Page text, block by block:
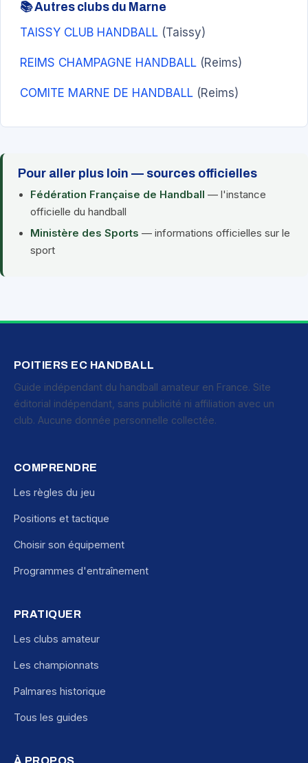
📚 Autres clubs du Marne
TAISSY CLUB HANDBALL (Taissy)
REIMS CHAMPAGNE HANDBALL (Reims)
COMITE MARNE DE HANDBALL (Reims)
Pour aller plus loin — sources officielles
Fédération Française de Handball — l'instance
officielle du handball
Ministère des Sports — informations officielles sur le
sport
POITIERS EC HANDBALL
Guide indépendant du handball amateur en France. Site
éditorial indépendant, sans publicité ni affiliation avec un
club. Aucune donnée personnelle collectée.
COMPRENDRE
Les règles du jeu
Positions et tactique
Choisir son équipement
Programmes d'entraînement
PRATIQUER
Les clubs amateur
Les championnats
Palmares historique
Tous les guides